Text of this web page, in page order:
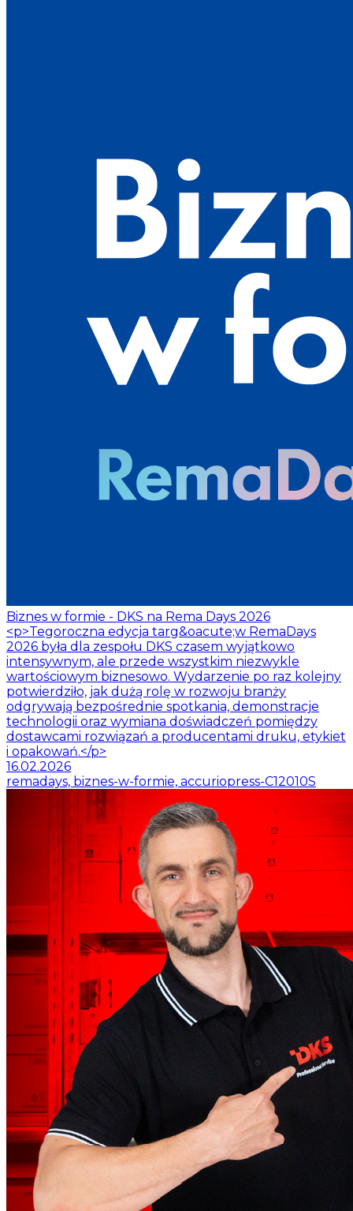
Biznes w formie - DKS na Rema Days 2026
<p>Tegoroczna edycja targ&oacute;w RemaDays
2026 była dla zespołu DKS czasem wyjątkowo
intensywnym, ale przede wszystkim niezwykle
wartościowym biznesowo. Wydarzenie po raz kolejny
potwierdziło, jak dużą rolę w rozwoju branży
odgrywają bezpośrednie spotkania, demonstracje
technologii oraz wymiana doświadczeń pomiędzy
dostawcami rozwiązań a producentami druku, etykiet
i opakowań.</p>
16.02.2026
remadays, biznes-w-formie, accuriopress-C12010S